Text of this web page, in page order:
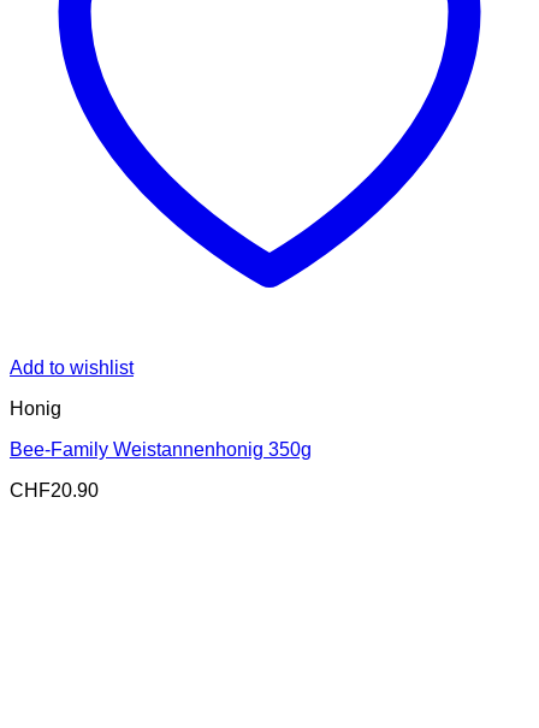
Add to wishlist
Honig
Bee-Family Weistannenhonig 350g
CHF20.90